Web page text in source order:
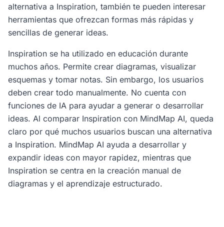
alternativa a Inspiration, también te pueden interesar
herramientas que ofrezcan formas más rápidas y
sencillas de generar ideas.
Inspiration se ha utilizado en educación durante
muchos años. Permite crear diagramas, visualizar
esquemas y tomar notas. Sin embargo, los usuarios
deben crear todo manualmente. No cuenta con
funciones de IA para ayudar a generar o desarrollar
ideas. Al comparar Inspiration con MindMap AI, queda
claro por qué muchos usuarios buscan una alternativa
a Inspiration. MindMap AI ayuda a desarrollar y
expandir ideas con mayor rapidez, mientras que
Inspiration se centra en la creación manual de
diagramas y el aprendizaje estructurado.